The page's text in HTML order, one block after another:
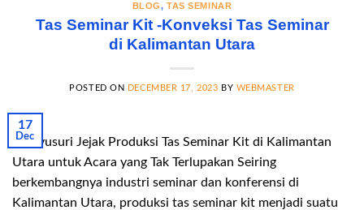
BLOG,TAS SEMINAR
Tas Seminar Kit -Konveksi Tas Seminar
di Kalimantan Utara
POSTED ON DECEMBER 17, 2023 BY WEBMASTER
17
Dec
Menyusuri Jejak Produksi Tas Seminar Kit di Kalimantan
Utara untuk Acara yang Tak Terlupakan Seiring
berkembangnya industri seminar dan konferensi di
Kalimantan Utara, produksi tas seminar kit menjadi suatu